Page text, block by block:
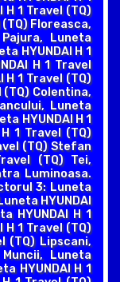
H 1 Travel (TQ)
(TQ) Floreasca,
Luneta
HYUNDAI H 1
H 1 Travel
H 1 Travel (TQ)
(TQ) Colentina,
Luneta
HYUNDAI H 1
1 Travel (TQ)
(TQ) Stefan
(TQ) Tei,
Luminoasa.
3: Luneta
HYUNDAI
HYUNDAI H 1
H 1 Travel (TQ)
(TQ) Lipscani,
Luneta
HYUNDAI H 1